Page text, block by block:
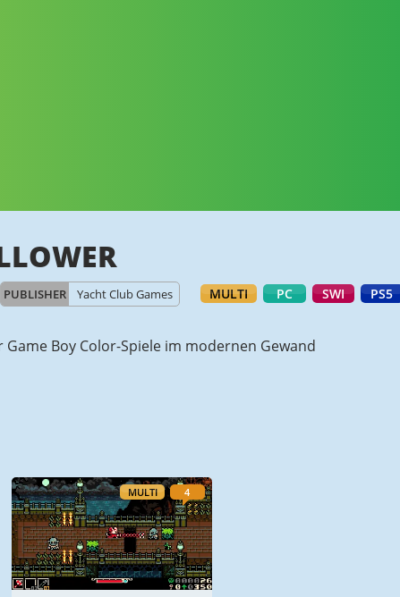
PUBLISHER Yacht Club Games MULTI PC SWI PS5
Boy Color-Spiele im modernen Gewand
MULTI 4